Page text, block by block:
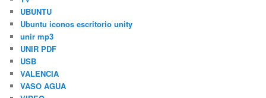
UBUNTU
Ubuntu iconos escritorio unity
unir mp3
UNIR PDF
USB
VALENCIA
VASO AGUA